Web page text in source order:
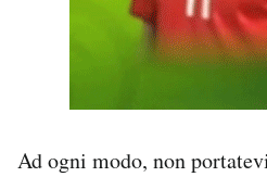
Ad ogni modo, non